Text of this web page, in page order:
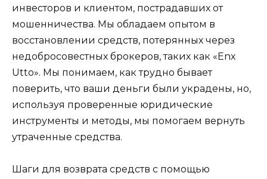
инвесторов и клиентом, пострадавших от
мошенничества. Мы обладаем опытом в
восстановлении средств, потерянных через
недобросовестных брокеров, таких как «Enx
Utto». Мы понимаем, как трудно бывает
поверить, что ваши деньги были украдены, но,
используя проверенные юридические
инструменты и методы, мы помогаем вернуть
утраченные средства.
Шаги для возврата средств с помощью